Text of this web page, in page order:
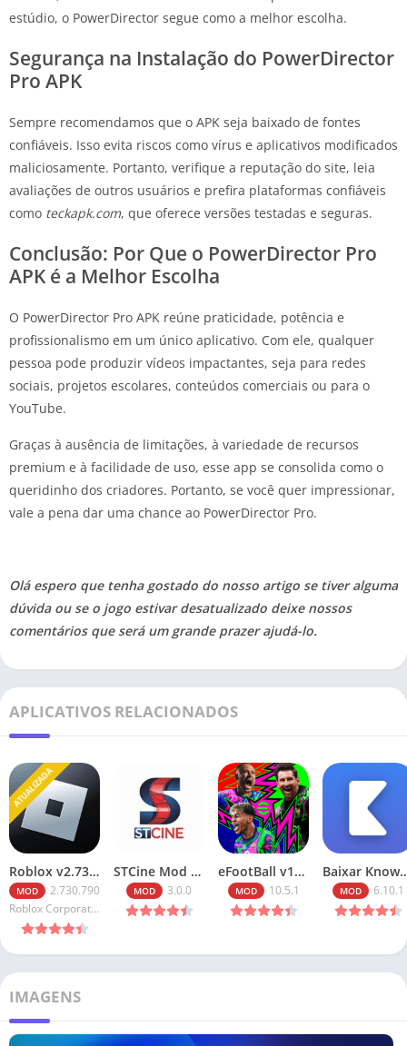
estúdio, o PowerDirector segue como a melhor escolha.
Segurança na Instalação do PowerDirector
Pro APK
Sempre recomendamos que o APK seja baixado de fontes
confiáveis. Isso evita riscos como vírus e aplicativos modificados
maliciosamente. Portanto, verifique a reputação do site, leia
avaliações de outros usuários e prefira plataformas confiáveis
como teckapk.com, que oferece versões testadas e seguras.
Conclusão: Por Que o PowerDirector Pro
APK é a Melhor Escolha
O PowerDirector Pro APK reúne praticidade, potência e
profissionalismo em um único aplicativo. Com ele, qualquer
pessoa pode produzir vídeos impactantes, seja para redes
sociais, projetos escolares, conteúdos comerciais ou para o
YouTube.
Graças à ausência de limitações, à variedade de recursos
premium e à facilidade de uso, esse app se consolida como o
queridinho dos criadores. Portanto, se você quer impressionar,
vale a pena dar uma chance ao PowerDirector Pro.
Olá espero que tenha gostado do nosso artigo se tiver alguma
dúvida ou se o jogo estivar desatualizado deixe nossos
comentários que será um grande prazer ajudá-lo.
APLICATIVOS RELACIONADOS
ATUALIZADA
Roblox v2.730.790 Robux Infinitos (2026): Baixe o Mod Menu
MOD
2.730.790
Roblox Corporation
STCine Mod APK Atualizado 2026 [Sem Anúncios]
MOD 3.0.0
eFootBall v10.5.1 Dinheiro Infinito 2026
MOD 10.5.1
Baixar Knowunity PRO APK
MOD 6.10.1
IMAGENS